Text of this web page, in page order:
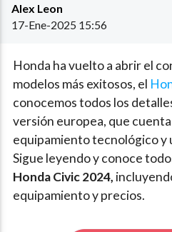
Alex Leon
17-Ene-2025 15:56
Honda ha vuelto a abrir el
modelos más exitosos, el
conocemos todos los
versión europea, que
equipamiento tecnológico y
Sigue leyendo y conoce
Honda Civic 2024,
equipamiento y precios.